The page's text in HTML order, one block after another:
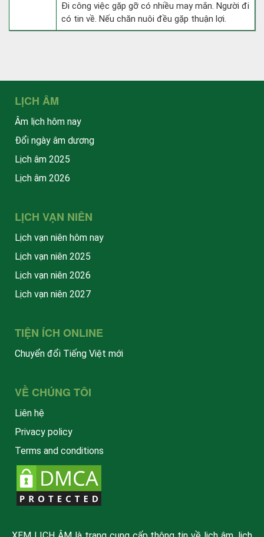
Đi công việc gặp gỡ có nhiều may mắn. Người đi
có tin về. Nếu chăn nuôi đều gặp thuận lợi.
LỊCH ÂM
Âm lịch hôm nay
Đổi ngày âm dương
Lịch âm 2025
Lịch âm 2026
LỊCH VẠN NIÊN
Lịch vạn niên hôm nay
Lịch vạn niên 2025
Lịch vạn niên 2026
Lịch vạn niên 2027
TIỆN ÍCH ONLINE
Chuyển đổi Tiếng Việt mới
VỀ CHÚNG TÔI
Liên hệ
Privacy policy
Terms and conditions